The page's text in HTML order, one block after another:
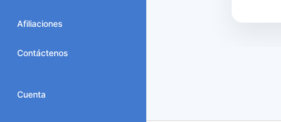
Afiliaciones
Contáctenos
Cuenta